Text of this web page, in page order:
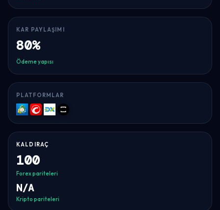
KAR PAYLAŞIMI
80%
Ödeme yapısı
PLATFORMLAR
MT5cTrader
DXtradeTradeLocker
KALDIRAÇ
100
Forex pariteleri
N/A
Kripto pariteleri